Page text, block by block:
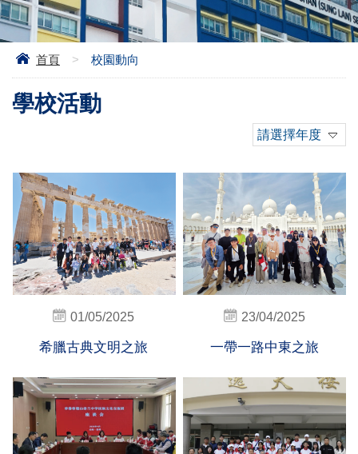
首頁 > 校園動向
學校活動
請選擇年度
01/05/2025
希臘古典文明之旅
23/04/2025
一帶一路中東之旅